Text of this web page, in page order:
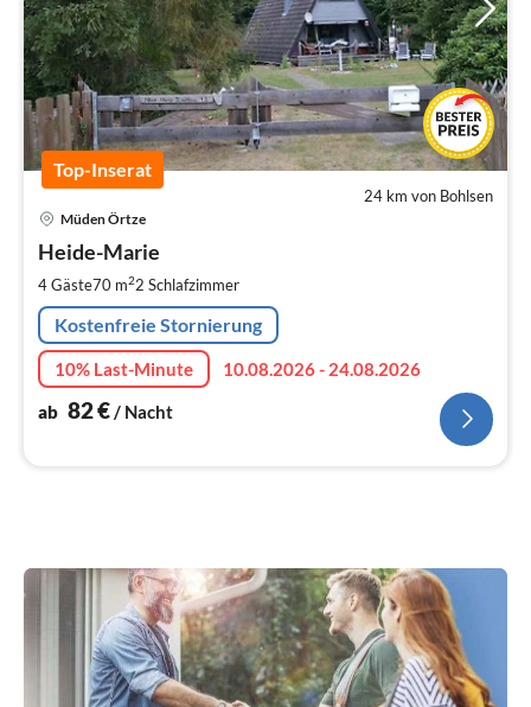
Top-Inserat
24 km von Bohlsen
Müden Örtze
Heide-Marie
4 Gäste70 m22 Schlafzimmer
Kostenfreie Stornierung
10% Last-Minute
10.08.2026 - 24.08.2026
ab 82€ / Nacht